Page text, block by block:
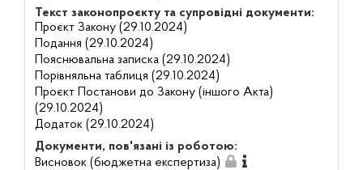
Текст законопроєкту та супровідні документи:
Проєкт Закону (29.10.2024)
Подання (29.10.2024)
Пояснювальна записка (29.10.2024)
Порівняльна таблиця (29.10.2024)
Проєкт Постанови до Закону (іншого Акта)
(29.10.2024)
Додаток (29.10.2024)
Документи, пов'язані із роботою:
Висновок (бюджетна експертиза)